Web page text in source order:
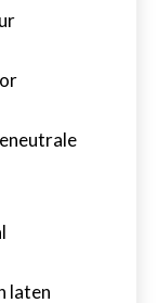
laten